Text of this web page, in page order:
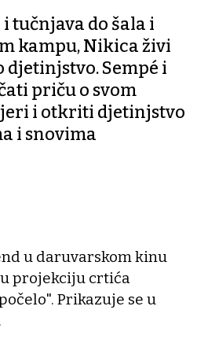
tučnjava do šala i
kampu, Nikica živi
djetinjstvo. Sempé i
priču o svom
i otkriti djetinjstvo
i snovima
u daruvarskom kinu
projekciju crtića
Prikazuje se u